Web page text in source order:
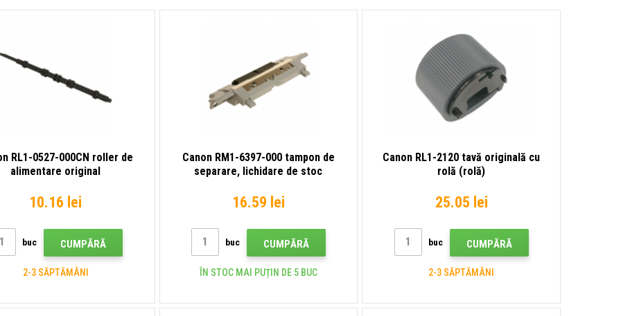
RL1-0527-000CN roller de
alimentare original
10.16 lei
buc CUMPĂRĂ
2-3 SĂPTĂMÂNI
Canon RM1-6397-000 tampon de
separare, lichidare de stoc
16.59 lei
buc CUMPĂRĂ
ÎN STOC MAI PUȚIN DE 5 BUC
Canon RL1-2120 tavă originală cu
rolă (rolă)
25.05 lei
buc CUMPĂRĂ
2-3 SĂPTĂMÂNI